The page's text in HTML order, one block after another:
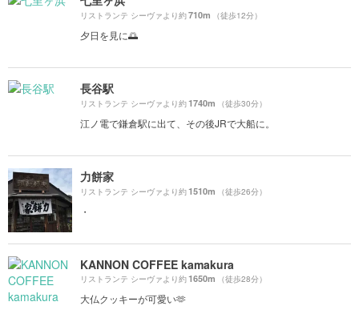
リストランテ シーヴァより約710m （徒歩12分）
夕日を見に🌅
長谷駅
リストランテ シーヴァより約1740m （徒歩30分）
江ノ電で鎌倉駅に出て、その後JRで大船に。
力餅家
リストランテ シーヴァより約1510m （徒歩26分）
・
KANNON COFFEE kamakura
リストランテ シーヴァより約1650m （徒歩28分）
大仏クッキーが可愛い🫶